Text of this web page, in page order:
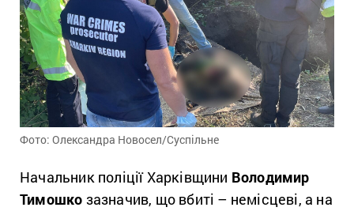
Фото: Олександра Новосел/Суспільне
Начальник поліції Харківщини Володимир
Тимошко зазначив, що вбиті – немісцеві, а на